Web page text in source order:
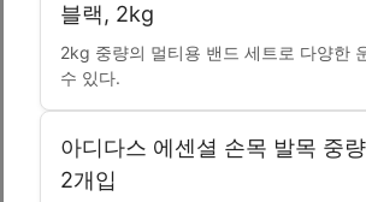
블랙, 2kg
2kg 중량의 멀티용 밴드 세트로 다양한
수 있다.
아디다스 에센셜 손목 발목 중
2개입